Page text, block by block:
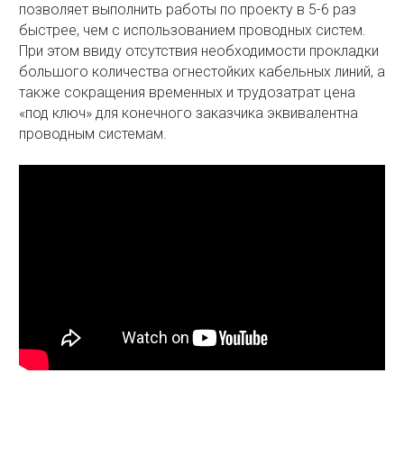
позволяет выполнить работы по проекту в 5-6 раз
быстрее, чем с использованием проводных систем.
При этом ввиду отсутствия необходимости прокладки
большого количества огнестойких кабельных линий, а
также сокращения временных и трудозатрат цена
«под ключ» для конечного заказчика эквивалентна
проводным системам.